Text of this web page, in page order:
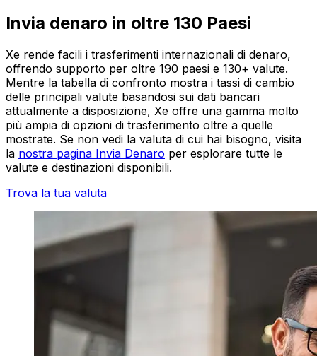
Invia denaro in oltre 130 Paesi
Xe rende facili i trasferimenti internazionali di denaro,
offrendo supporto per oltre 190 paesi e 130+ valute.
Mentre la tabella di confronto mostra i tassi di cambio
delle principali valute basandosi sui dati bancari
attualmente a disposizione, Xe offre una gamma molto
più ampia di opzioni di trasferimento oltre a quelle
mostrate. Se non vedi la valuta di cui hai bisogno, visita
la nostra pagina Invia Denaro per esplorare tutte le
valute e destinazioni disponibili.
Trova la tua valuta